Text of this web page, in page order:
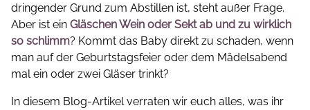
dringender Grund zum Abstillen ist, steht außer Frage.
Aber ist ein Gläschen Wein oder Sekt ab und zu wirklich
so schlimm? Kommt das Baby direkt zu schaden, wenn
man auf der Geburtstagsfeier oder dem Mädelsabend
mal ein oder zwei Gläser trinkt?
In diesem Blog-Artikel verraten wir euch alles, was ihr